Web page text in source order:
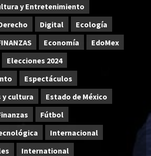
y Entretenimiento
Digital
Ecología
Economía
EdoMex
Elecciones 2024
Espectáculos
y cultura
Estado de México
Fútbol
Internacional
International